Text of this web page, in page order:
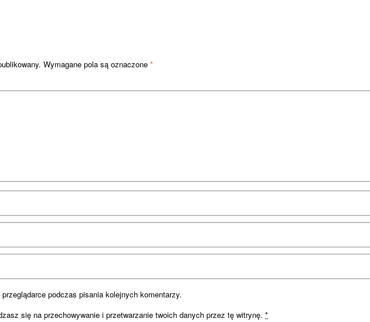
Wymagane pola są oznaczone *
podczas pisania kolejnych komentarzy.
się na przechowywanie i przetwarzanie twoich danych przez tę witrynę. *